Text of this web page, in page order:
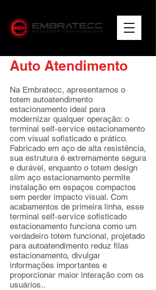
Auto Atendimento
Na Embratecc, apresentamos o
totem autoatendimento
estacionamento ideal para
modernizar qualquer operação: o
terminal self-service estacionamento
com visual sofisticado e prático.
Fabricado em aço de alta resistência,
sua estrutura é extremamente segura
e durável, enquanto o totem design
slim aço estacionamento permite
instalação em espaços compactos
sem perder impacto visual. Com
acabamentos de primeira linha, esse
terminal self-service sofisticado
estacionamento funciona como um
verdadeiro totem funcional, projetado
para autoatendimento reduz filas
estacionamento, divulgar
informações importantes e
proporcionar maior interação com os
usuários..